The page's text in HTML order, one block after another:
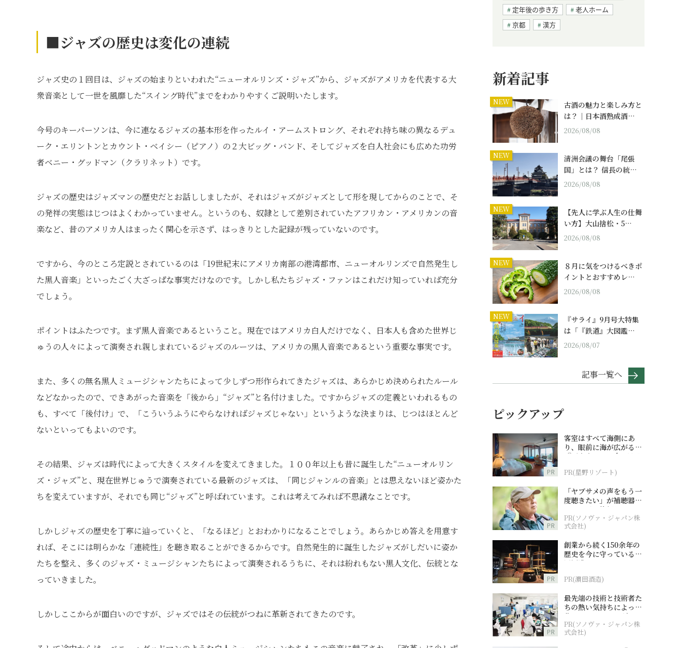
■ジャズの歴史は変化の連続
ジャズ史の１回目は、ジャズの始まりといわれた“ニューオルリンズ・ジャズ”から、ジャズがアメリカを代表する大
衆音楽として一世を風靡した“スイング時代”までをわかりやすくご説明いたします。
今号のキーパーソンは、今に連なるジャズの基本形を作ったルイ・アームストロング、それぞれ持ち味の異なるデュ
ーク・エリントンとカウント・ベイシー（ピアノ）の２大ビッグ・バンド、そしてジャズを白人社会にも広めた功労
者ベニー・グッドマン（クラリネット）です。
ジャズの歴史はジャズマンの歴史だとお話ししましたが、それはジャズがジャズとして形を現してからのことで、そ
の発祥の実態はじつはよくわかっていません。というのも、奴隷として差別されていたアフリカン・アメリカンの音
楽など、昔のアメリカ人はまったく関心を示さず、はっきりとした記録が残っていないのです。
ですから、今のところ定説とされているのは「19世紀末にアメリカ南部の港湾都市、ニューオルリンズで自然発生し
た黒人音楽」といったごく大ざっぱな事実だけなのです。しかし私たちジャズ・ファンはこれだけ知っていれば充分
でしょう。
ポイントはふたつです。まず黒人音楽であるということ。現在ではアメリカ白人だけでなく、日本人も含めた世界じ
ゅうの人々によって演奏され親しまれているジャズのルーツは、アメリカの黒人音楽であるという重要な事実です。
また、多くの無名黒人ミュージシャンたちによって少しずつ形作られてきたジャズは、あらかじめ決められたルール
などなかったので、できあがった音楽を「後から」“ジャズ”と名付けました。ですからジャズの定義といわれるもの
も、すべて「後付け」で、「こういうふうにやらなければジャズじゃない」というような決まりは、じつはほとんど
ないといってもよいのです。
その結果、ジャズは時代によって大きくスタイルを変えてきました。１００年以上も昔に誕生した“ニューオルリン
ズ・ジャズ”と、現在世界じゅうで演奏されている最新のジャズは、「同じジャンルの音楽」とは思えないほど姿かた
ちを変えていますが、それでも同じ“ジャズ”と呼ばれています。これは考えてみれば不思議なことです。
しかしジャズの歴史を丁寧に辿っていくと、「なるほど」とおわかりになることでしょう。あらかじめ答えを用意す
れば、そこには明らかな「連続性」を聴き取ることができるからです。自然発生的に誕生したジャズがしだいに姿か
たちを整え、多くのジャズ・ミュージシャンたちによって演奏されるうちに、それは紛れもない黒人文化、伝統とな
っていきました。
しかしここからが面白いのですが、ジャズではその伝統がつねに革新されてきたのです。
定年後の歩き方
老人ホーム
京都
漢方
新着記事
NEW
古酒の魅力と楽しみ方と
は？｜日本酒熟成酒…
2026/08/08
NEW
清洲会議の舞台「尾張
国」とは？ 信長の統…
2026/08/08
NEW
【先人に学ぶ人生の仕舞
い方】大山捨松・5…
2026/08/08
NEW
８月に気をつけるべきポ
イントとおすすめレ…
2026/08/08
NEW
『サライ』9月号大特集
は「『鉄道』大図鑑…
2026/08/07
記事一覧へ
ピックアップ
PR
客室はすべて海側にあ
り、眼前に海が広がる
『西表島ホテル by 星野
PR(星野リゾート)
PR
「ヤブサメの声をもう一
度聴きたい」が補聴器チ
ャレンジの後押しに
PR(ソノヴァ・ジャパン株
式会社)
PR
創業から続く150余年の
歴史を今に守っている濵
田酒造
PR(濵田酒造)
PR
最先端の技術と技術者た
ちの熱い気持ちによって
作られているオーダーメ
イド補聴器
PR(ソノヴァ・ジャパン株
式会社)